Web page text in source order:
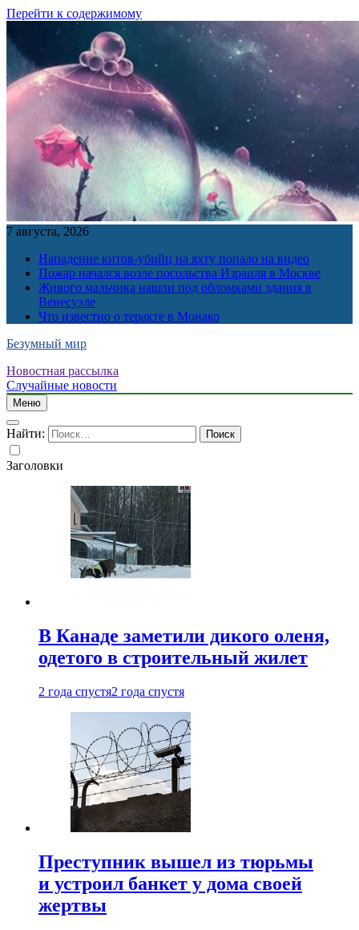
Перейти к содержимому
7 августа, 2026
Нападение китов-убийц на яхту попало на видео
Пожар начался возле посольства Израиля в Москве
Живого мальчика нашли под обломками здания в
Венесуэле
Что известно о теракте в Монако
Безумный мир
Новостная рассылка
Случайные новости
Меню
Найти:
Заголовки
В Канаде заметили дикого оленя,
одетого в строительный жилет
2 года спустя2 года спустя
Преступник вышел из тюрьмы
и устроил банкет у дома своей
жертвы